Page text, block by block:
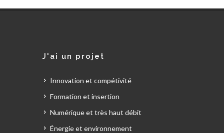
J'ai un projet
Innovation et compétivité
Formation et insertion
Numérique et très haut débit
Énergie et environnement